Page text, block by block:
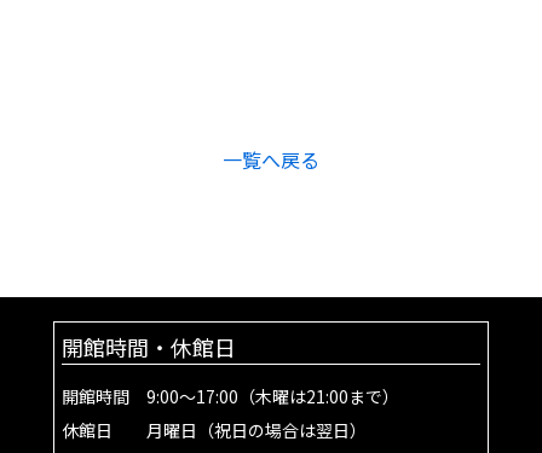
一覧へ戻る
開館時間・休館日
開館時間 9:00～17:00（木曜は21:00まで）
休館日 月曜日（祝日の場合は翌日）